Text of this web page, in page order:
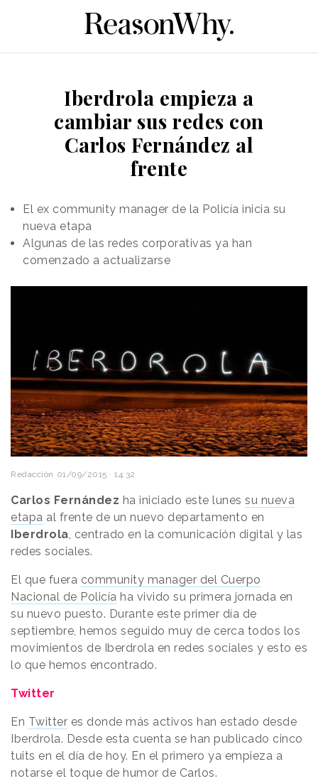
Iberdrola empieza a
cambiar sus redes con
Carlos Fernández al
frente
El ex community manager de la Policía inicia su
nueva etapa
Algunas de las redes corporativas ya han
comenzado a actualizarse
Redacción 01/09/2015 · 14:32
Carlos Fernández ha iniciado este lunes su nueva
etapa al frente de un nuevo departamento en
Iberdrola, centrado en la comunicación digital y las
redes sociales.
El que fuera community manager del Cuerpo
Nacional de Policía ha vivido su primera jornada en
su nuevo puesto. Durante este primer día de
septiembre, hemos seguido muy de cerca todos los
movimientos de Iberdrola en redes sociales y esto es
lo que hemos encontrado.
Twitter
En Twitter es donde más activos han estado desde
Iberdrola. Desde esta cuenta se han publicado cinco
tuits en el día de hoy. En el primero ya empieza a
notarse el toque de humor de Carlos.